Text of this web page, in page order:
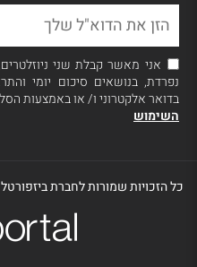
אני מאשר קבלת שני
נפרדת, בנושאים סיכום יומי
בדואר אלקטרוני ו/ או באמצעות
השימוש
כל הזכויות שמורות לחברת